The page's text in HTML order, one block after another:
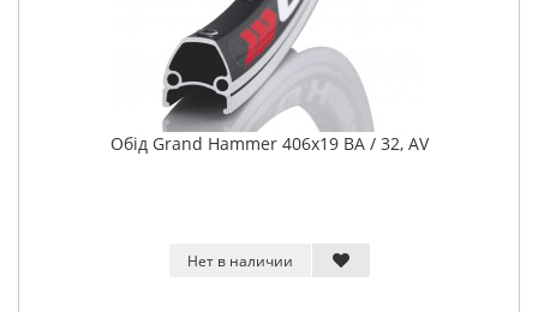
Обід Grand Hammer 406x19 BA / 32, AV
Нет в наличии